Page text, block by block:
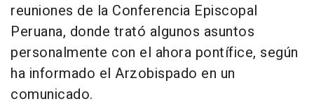
reuniones de la Conferencia Episcopal
Peruana, donde trató algunos asuntos
personalmente con el ahora pontífice, según
ha informado el Arzobispado en un
comunicado.